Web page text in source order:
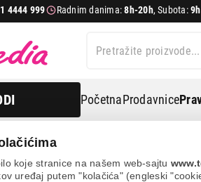
koje stranice na našem web-sajtu
uređaj putem "kolačića" (engleski
4444 999 Radnim danima:8h-20h, Subota:
PočetnaProdavnice
Ugradne ploče